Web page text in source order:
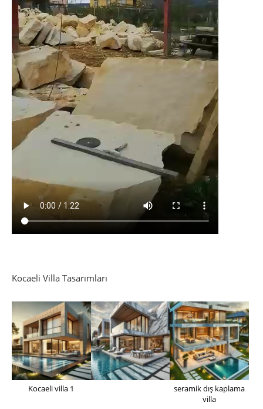
Kocaeli Villa Tasarımları
Kocaeli villa 1
seramik dış kaplama
villa